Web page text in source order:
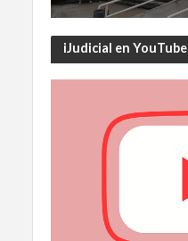
iJudicial en YouTube